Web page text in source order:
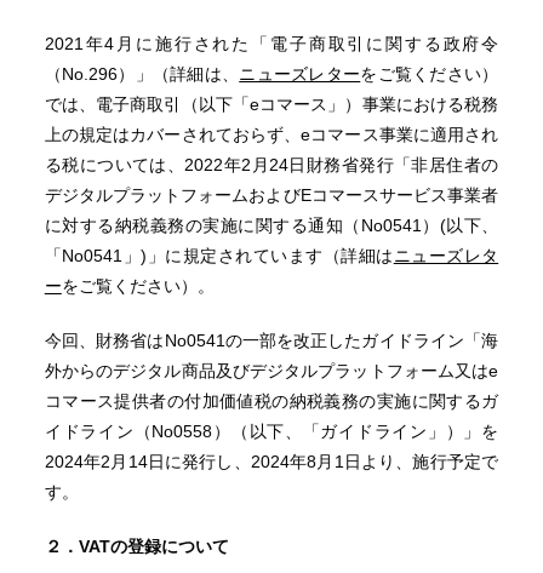
2021年4月に施行された「電子商取引に関する政府令
（No.296）」（詳細は、 ニューズレターをご覧ください）
では、電子商取引（以下「eコマース」）事業における税務
上の規定はカバーされておらず、eコマース事業に適用され
る税については、2022年2月24日財務省発行「非居住者の
デジタルプラットフォームおよびEコマースサービス事業者
に対する納税義務の実施に関する通知（No0541）(以下、
「No0541」)」に規定されています（詳細はニューズレタ
ーをご覧ください）。
今回、財務省はNo0541の一部を改正したガイドライン「海
外からのデジタル商品及びデジタルプラットフォーム又はe
コマース提供者の付加価値税の納税義務の実施に関するガ
イドライン（No0558）（以下、「ガイドライン」）」を
2024年2月14日に発行し、2024年8月1日より、施行予定で
す。
２． VATの登録について